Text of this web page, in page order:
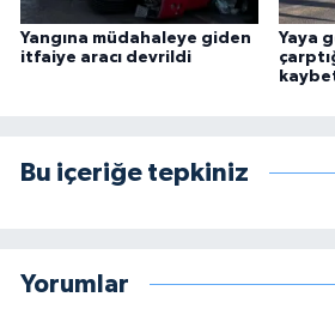
Yangına müdahaleye giden
itfaiye aracı devrildi
Yaya
Bu içeriğe tepkiniz
Yorumlar